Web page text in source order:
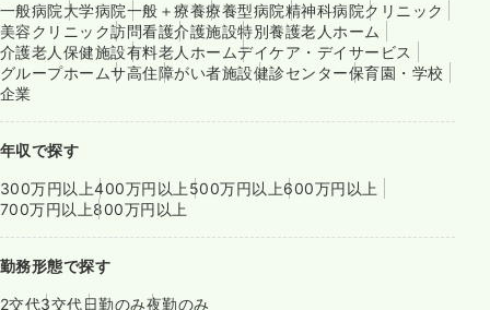
一般病院大学病院一般＋療養療養型病院精神科病院クリニック
美容クリニック訪問看護介護施設特別養護老人ホーム
介護老人保健施設有料老人ホームデイケア・デイサービス
グループホームサ高住障がい者施設健診センター保育園・学校
企業
年収で探す
300万円以上400万円以上500万円以上600万円以上
700万円以上800万円以上
勤務形態で探す
2交代3交代日勤のみ夜勤のみ